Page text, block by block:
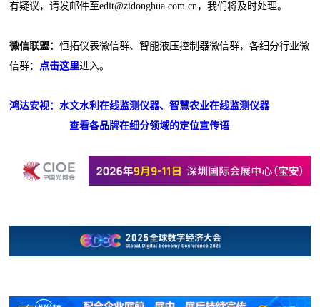
有疑议，请发邮件至edit@zidonghua.com.cn，我们将及时处理。
微信联盟：恒拓仪表微信群、智能液压控制器微信群，各细分行业微
信群： 点击这里进入。
鸿达安视：水文水利在线监测仪器、智慧农业在线监测仪器
查看各品牌在细分领域的定位宣传语